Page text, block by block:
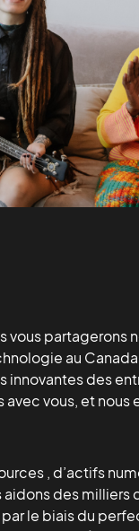
vous partagerons
au
des
vous, et nous
, d’actifs
des milliers
le biais du